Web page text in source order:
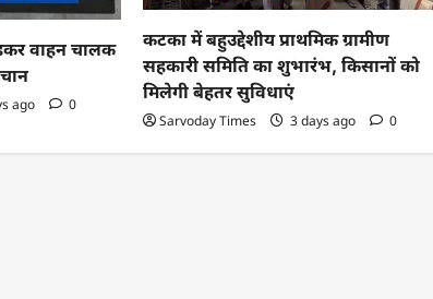
वाहन चालक
ago 0
कटका में बहुउद्देशीय प्राथमिक ग्रामीण
सहकारी समिति का शुभारंभ, किसानों को
मिलेगी बेहतर सुविधाएं
Sarvoday Times 3 days ago 0